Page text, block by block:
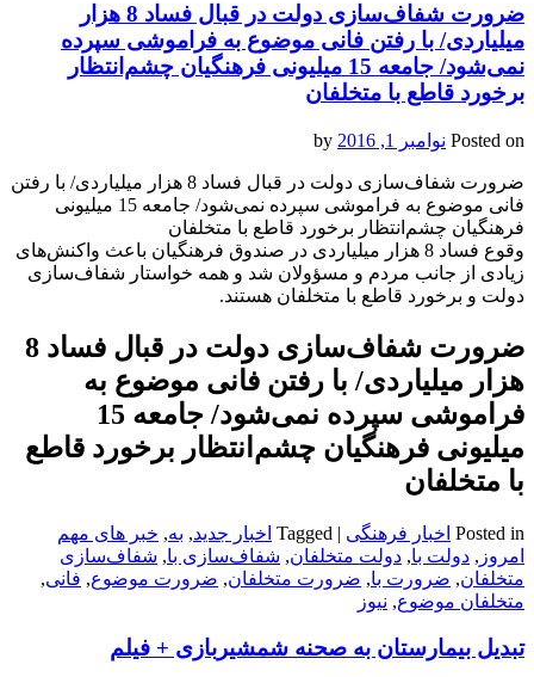
ضرورت شفاف‌سازی دولت در قبال فساد 8 هزار
میلیاردی/ با رفتن فانی موضوع به فراموشی سپرده
نمی‌شود/ جامعه 15 میلیونی فرهنگیان چشم‌انتظار
برخورد قاطع با متخلفان
Posted on نوامبر 1, 2016
ضرورت شفاف‌سازی دولت در قبال فساد 8 هزار میلیاردی/ با رفتن
فانی موضوع به فراموشی سپرده نمی‌شود/ جامعه 15 میلیونی
فرهنگیان چشم‌انتظار برخورد قاطع با متخلفان
وقوع فساد 8 هزار میلیاردی در صندوق فرهنگیان باعث واکنش‌های
زیادی از جانب مردم و مسؤولان شد و همه خواستار شفاف‌سازی
دولت و برخورد قاطع با متخلفان هستند.
ضرورت شفاف‌سازی دولت در قبال فساد 8
هزار میلیاردی/ با رفتن فانی موضوع به
فراموشی سپرده نمی‌شود/ جامعه 15
میلیونی فرهنگیان چشم‌انتظار برخورد قاطع
با متخلفان
Posted in اخبار فرهنگی |
Tagged اخبار جدید, به, خبر های مهم
امروز , دولت با, دولت متخلفان, شفاف‌سازی با, شفاف‌سازی
متخلفان, ضرورت با, ضرورت متخلفان, ضرورت موضوع, فانی,
متخلفان موضوع, نیوز
تبدیل بیمارستان به صحنه شمشیربازی + فیلم